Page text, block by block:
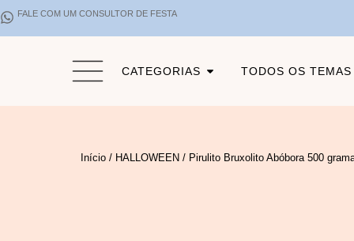
FALE COM UM CONSULTOR DE FESTA
CATEGORIAS TODOS OS TEMAS
Início / HALLOWEEN / Pirulito Bruxolito Abóbora 500